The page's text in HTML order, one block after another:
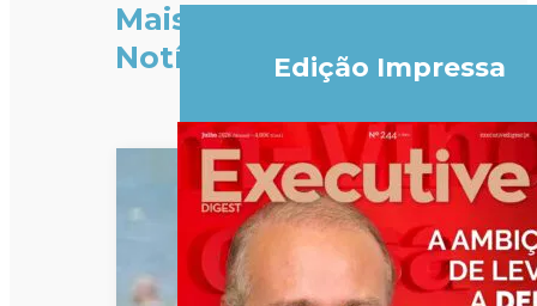
Mais
Notícias
Edição Impressa